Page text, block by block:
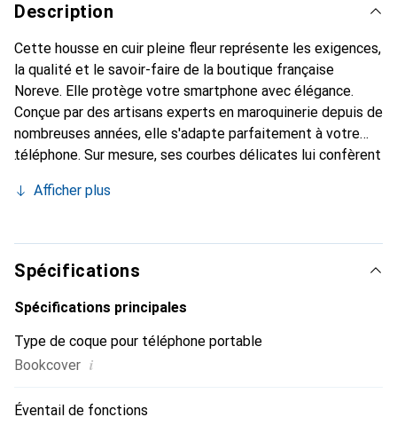
Description
Cette housse en cuir pleine fleur représente les exigences,
la qualité et le savoir-faire de la boutique française
Noreve. Elle protège votre smartphone avec élégance.
Conçue par des artisans experts en maroquinerie depuis de
nombreuses années, elle s'adapte parfaitement à votre
téléphone. Sur mesure, ses courbes délicates lui confèrent
et indispensable pour votre smartphone. Reconnaître
marque Noreve est un choix sûr pour une clientèle
exigeante.
Afficher plus
Spécifications
Spécifications principales
Type de coque pour téléphone portable
Bookcover i
Éventail de fonctions